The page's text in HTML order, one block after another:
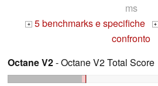
ms
+ 5 benchmarks e specifiche +
confronto
Octane V2- Octane V2 Total Score